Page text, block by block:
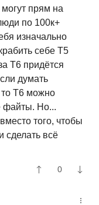
прям на
по 100к+
изначально
себе Т5
Т6 придётся
думать
то Т6 можно
файты. Но...
того, чтобы
сделать всё
0